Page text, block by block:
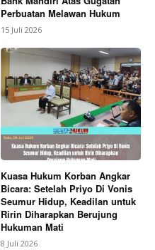
Perbuatan Melawan Hukum
15 Juli 2026
Kuasa Hukum Korban Angkar
Bicara: Setelah Priyo Di Vonis
Seumur Hidup, Keadilan untuk
Ririn Diharapkan Berujung
Hukuman Mati
8 Juli 2026